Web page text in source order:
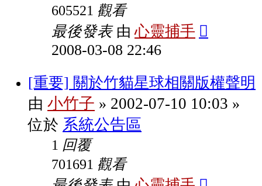
605521 觀看
最後發表 由心靈捕手
2008-03-08 22:46
[重要] 關於竹貓星球相關版權聲明
由 小竹子 » 2002-07-10 10:03 »
位於 系統公告區
1 回覆
701691 觀看